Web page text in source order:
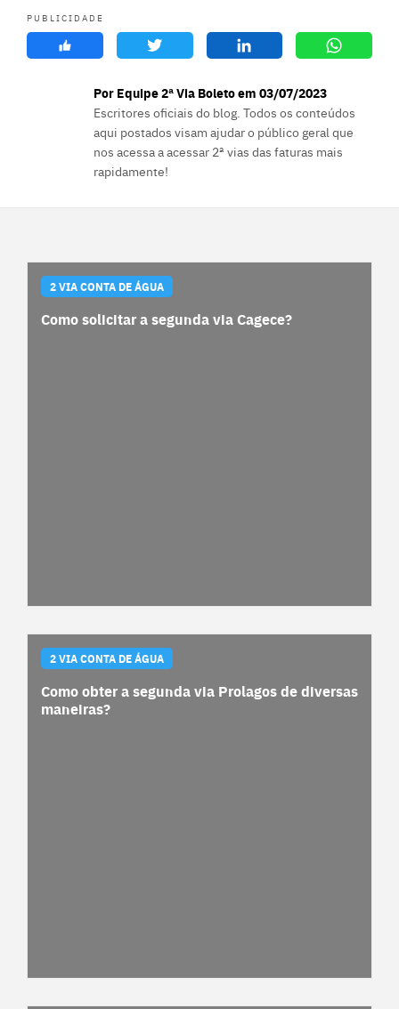
PUBLICIDADE
Por Equipe 2ª Via Boleto em 03/07/2023
Escritores oficiais do blog. Todos os conteúdos
aqui postados visam ajudar o público geral que
nos acessa a acessar 2ª vias das faturas mais
rapidamente!
2 VIA CONTA DE ÁGUA
Como solicitar a segunda via Cagece?
2 VIA CONTA DE ÁGUA
Como obter a segunda via Prolagos de diversas
maneiras?